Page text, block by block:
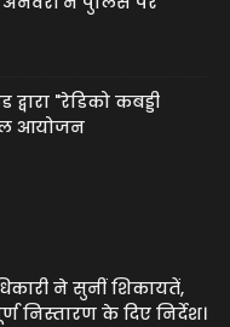
"रेडिको कबड्डी
आयोजन
ने सुनीं शिकायतें,
निस्तारण के दिए निर्देश।